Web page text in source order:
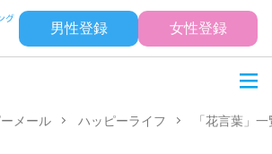
男性登録 女性登録
メール ハッピーライフ 「花言葉」一